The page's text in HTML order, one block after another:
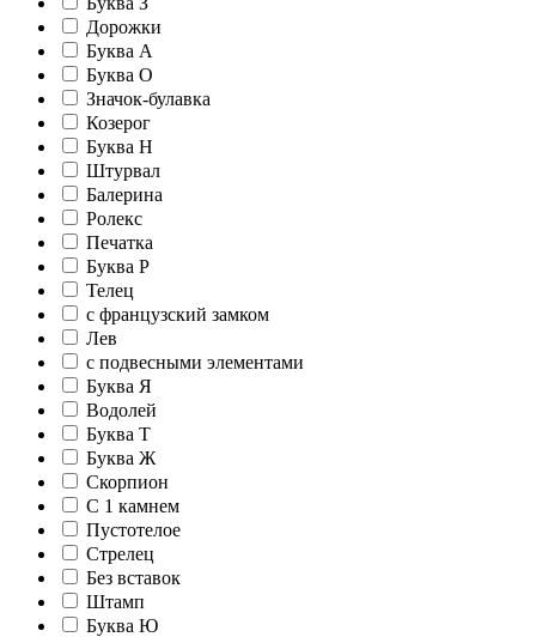
Дорожки
Буква А
Буква О
Значок-булавка
Козерог
Буква Н
Штурвал
Балерина
Ролекс
Печатка
Буква Р
Телец
c французский замком
Лев
c подвесными элементами
Буква Я
Водолей
Буква Т
Буква Ж
Скорпион
С 1 камнем
Пустотелое
Стрелец
Без вставок
Штамп
Буква Ю